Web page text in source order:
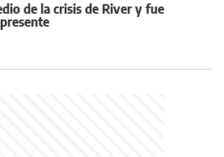
de la crisis de River y fue